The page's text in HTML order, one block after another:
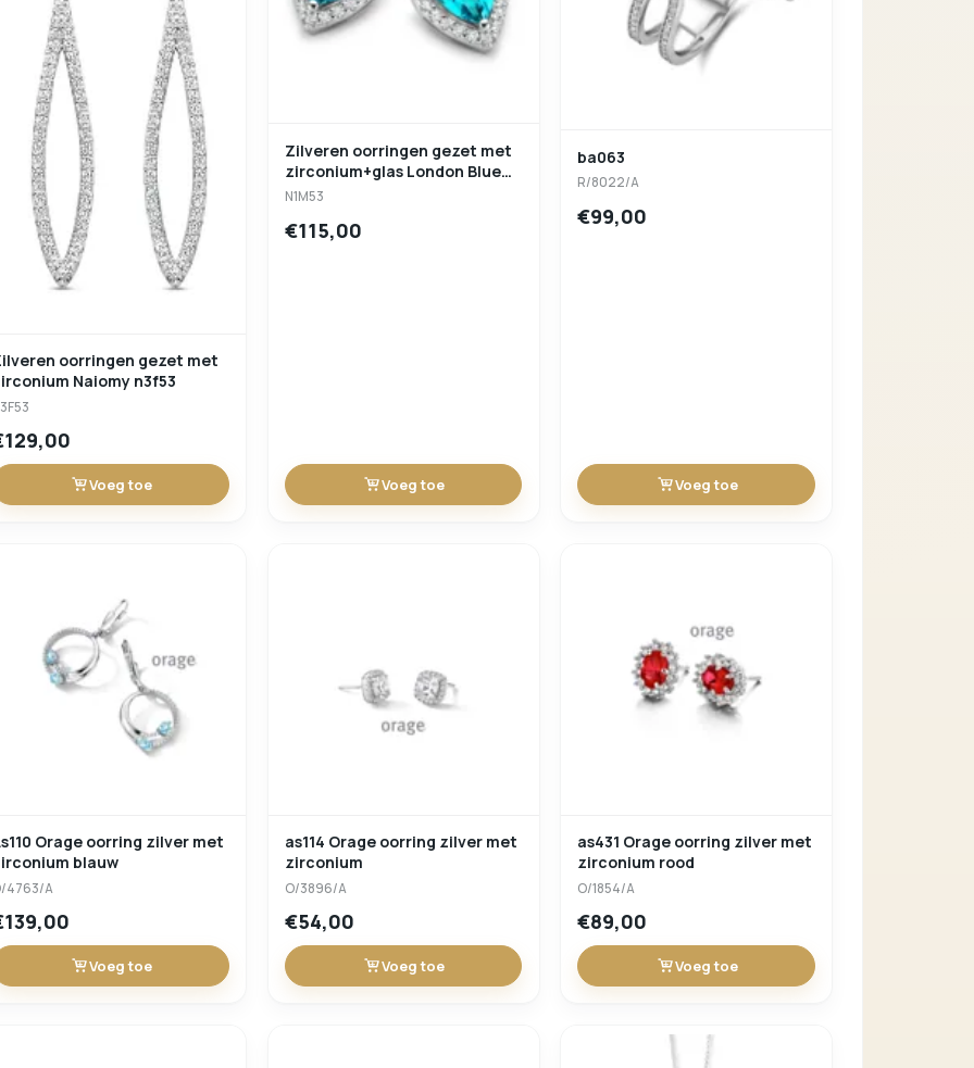
oorringen gezet met
Naiomy n3f53
Voeg toe
Zilveren oorringen gezet met
zirconium+glas London Blue
Naiomy Silver
N1M53
€115,00
Voeg toe
ba063
R/8022/A
€99,00
Voeg toe
Orage oorring zilver met
blauw
4763/A
Voeg toe
as114 Orage oorring zilver met
zirconium
O/3896/A
€54,00
Voeg toe
as431 Orage oorring zilver met
zirconium rood
O/1854/A
€89,00
Voeg toe